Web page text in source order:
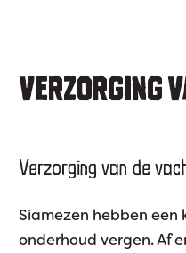
VERZORGING
Verzorging van de
Siamezen hebben
onderhoud vergen. Af